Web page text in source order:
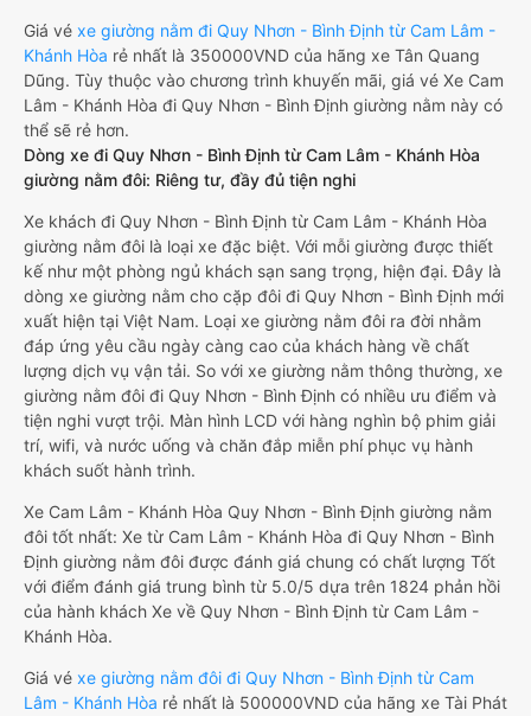
Giá vé xe giường nằm đi Quy Nhơn - Bình Định từ Cam Lâm -
Khánh Hòa rẻ nhất là 350000VND của hãng xe Tân Quang
Dũng. Tùy thuộc vào chương trình khuyến mãi, giá vé Xe Cam
Lâm - Khánh Hòa đi Quy Nhơn - Bình Định giường nằm này có
thể sẽ rẻ hơn.
Dòng xe đi Quy Nhơn - Bình Định từ Cam Lâm - Khánh Hòa
giường nằm đôi: Riêng tư, đầy đủ tiện nghi
Xe khách đi Quy Nhơn - Bình Định từ Cam Lâm - Khánh Hòa
giường nằm đôi là loại xe đặc biệt. Với mỗi giường được thiết
kế như một phòng ngủ khách sạn sang trọng, hiện đại. Đây là
dòng xe giường nằm cho cặp đôi đi Quy Nhơn - Bình Định mới
xuất hiện tại Việt Nam. Loại xe giường nằm đôi ra đời nhằm
đáp ứng yêu cầu ngày càng cao của khách hàng về chất
lượng dịch vụ vận tải. So với xe giường nằm thông thường, xe
giường nằm đôi đi Quy Nhơn - Bình Định có nhiều ưu điểm và
tiện nghi vượt trội. Màn hình LCD với hàng nghìn bộ phim giải
trí, wifi, và nước uống và chăn đắp miễn phí phục vụ hành
khách suốt hành trình.
Xe Cam Lâm - Khánh Hòa Quy Nhơn - Bình Định giường nằm
đôi tốt nhất: Xe từ Cam Lâm - Khánh Hòa đi Quy Nhơn - Bình
Định giường nằm đôi được đánh giá chung có chất lượng Tốt
với điểm đánh giá trung bình từ 5.0/5 dựa trên 1824 phản hồi
của hành khách Xe về Quy Nhơn - Bình Định từ Cam Lâm -
Khánh Hòa.
Giá vé xe giường nằm đôi đi Quy Nhơn - Bình Định từ Cam
Lâm - Khánh Hòa rẻ nhất là 500000VND của hãng xe Tài Phát